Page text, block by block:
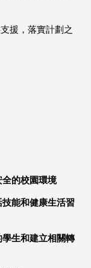
援，落實計劃之
全的校園環境
技能和健康生活習
學生和建立相關轉